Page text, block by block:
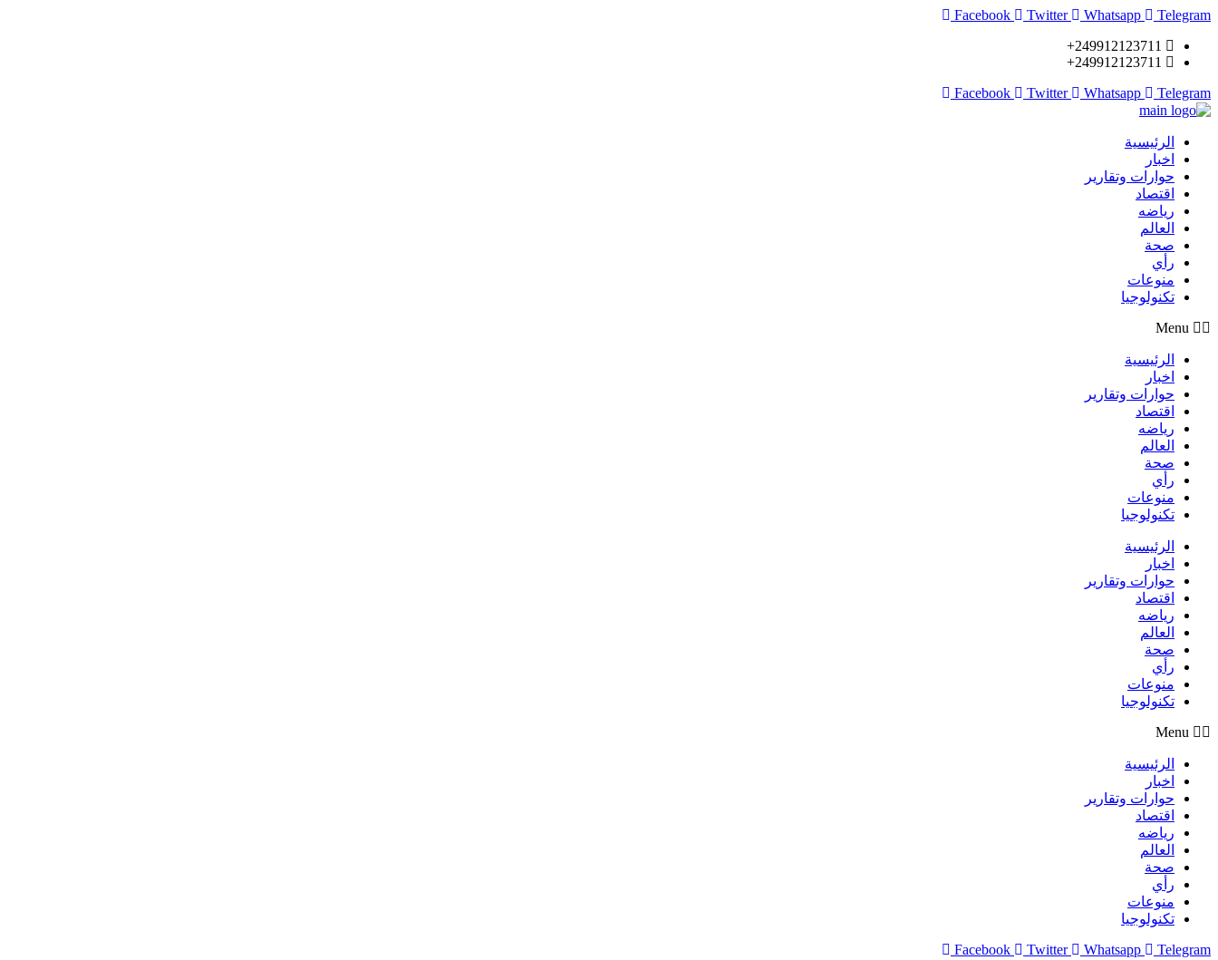
Facebook Twitter Whatsapp
Telegram
249912123711+
249912123711+
Facebook
Twitter Whatsapp Telegram
الرئيسية
اخبار
حوارات وتقارير
اقتصاد
رياضه
العالم
صحة
رأي
منوعات
تكنولوجيا
Menu
الرئيسية
اخبار
حوارات وتقارير
اقتصاد
رياضه
العالم
صحة
رأي
منوعات
تكنولوجيا
الرئيسية
اخبار
حوارات وتقارير
اقتصاد
رياضه
العالم
صحة
رأي
منوعات
تكنولوجيا
Menu
الرئيسية
اخبار
حوارات وتقارير
اقتصاد
رياضه
العالم
صحة
رأي
منوعات
تكنولوجيا
Facebook
Twitter Whatsapp Telegram